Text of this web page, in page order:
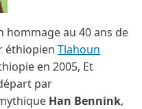
hommage au 40 ans de
éthiopien Tlahoun
en 2005, Et
par
Han Bennink,